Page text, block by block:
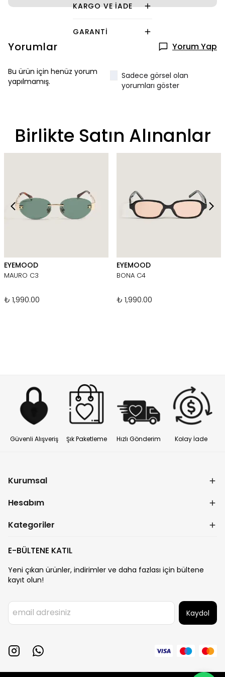
KARGO VE İADE
GARANTI
Yorumlar Yorum Yap
Bu ürün için henüz yorum
yapılmamış.
Sadece görsel olan
yorumları göster
Birlikte Satın Alınanlar
EYEMOOD
MAURO C3
₺ 1,990.00
EYEMOOD
BONA C4
₺ 1,990.00
Güvenli Alışveriş Şık Paketleme Hızlı Gönderim Kolay İade
Kurumsal
Hesabım
Kategoriler
E-BÜLTENE KATIL
Yeni çıkan ürünler, indirimler ve daha fazlası için bültene
kayıt olun!
Kaydol